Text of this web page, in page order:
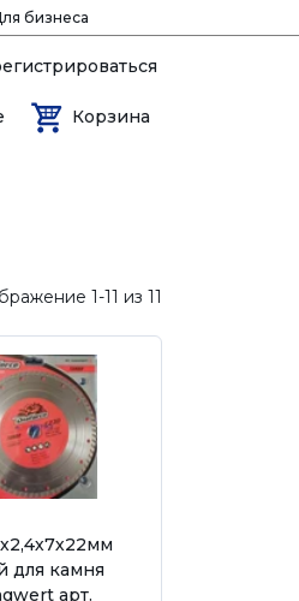
бизнеса
Корзина
1-11 из 11
для камня
арт.